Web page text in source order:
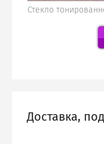
Стекло
Доставка,